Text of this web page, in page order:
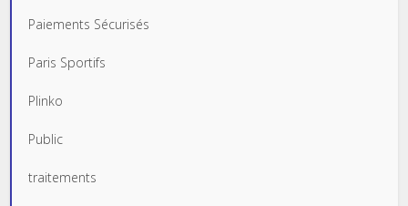
Paiements Sécurisés
Paris Sportifs
Plinko
Public
traitements